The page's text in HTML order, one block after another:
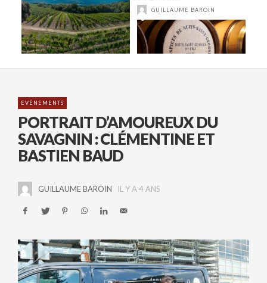
GUILLAUME BAROIN
EVÉNEMENTS
PORTRAIT D’AMOUREUX DU
SAVAGNIN : CLÉMENTINE ET
BASTIEN BAUD
GUILLAUME BAROIN IL Y A 4 ANS